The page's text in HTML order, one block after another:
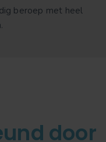
beroep met heel
door